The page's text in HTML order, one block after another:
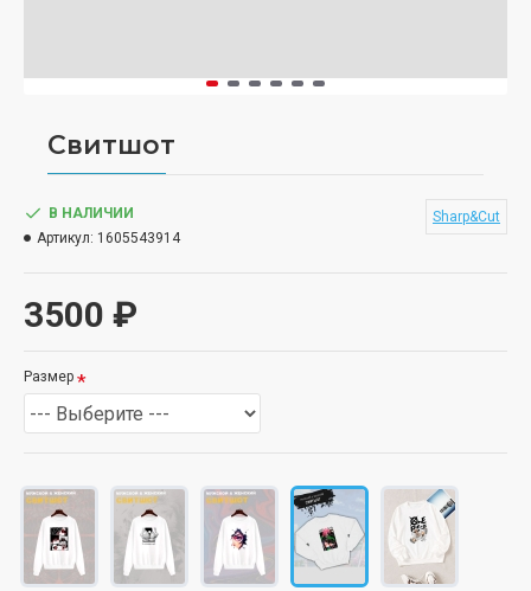
Свитшот
3500 ₽
В НАЛИЧИИ
Артикул: 1605543914
Sharp&Cut
Размер